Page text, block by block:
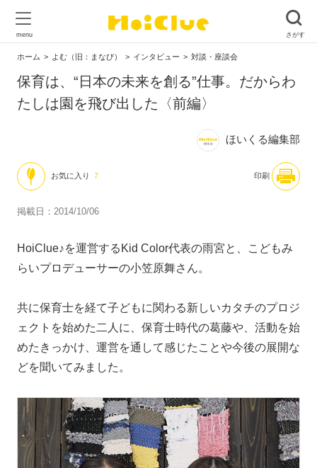
ホーム よむ（旧：まなび） インタビュー 対談・座談会
保育は、“日本の未来を創る”仕事。だからわ
たしは園を飛び出した〈前編〉
ほいくる編集部
お気に入り 7 印刷
掲載日：2014/10/06
HoiClue♪を運営するKid Color代表の雨宮と、こどもみ
らいプロデューサーの小笠原舞さん。
共に保育士を経て子どもに関わる新しいカタチのプロジ
ェクトを始めた二人に、保育士時代の葛藤や、活動を始
めたきっかけ、運営を通して感じたことや今後の展開な
どを聞いてみました。